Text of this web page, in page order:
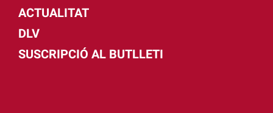
ACTUALITAT
DLV
SUSCRIPCIÓ AL BUTLLETI